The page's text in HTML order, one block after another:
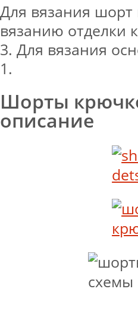
Для вязания
вязанию отделки
3. Для вязания
1.
Шорты
описание